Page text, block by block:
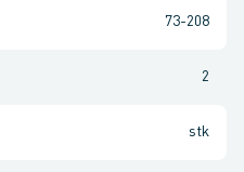
73-208
2
stk